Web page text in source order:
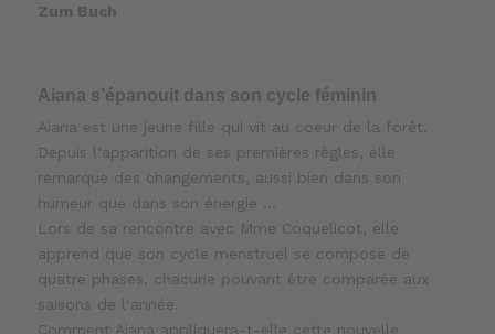
Zum Buch
Aiana s’épanouit dans son cycle féminin
Aiana est une jeune fille qui vit au coeur de la forêt.
Depuis l‘apparition de ses premières règles, elle
remarque des changements, aussi bien dans son
humeur que dans son énergie …
Lors de sa rencontre avec Mme Coquelicot, elle
apprend que son cycle menstruel se compose de
quatre phases, chacune pouvant être comparée aux
saisons de l‘année.
Comment Aiana appliquera-t-elle cette nouvelle